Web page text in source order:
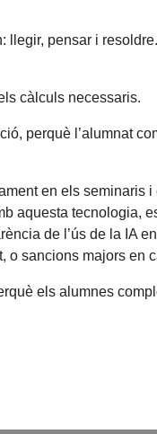
pensar i
càlculs necessaris.
perquè l’alumnat
en els seminaris
aquesta tecnologia,
de l’ús de la IA
o sancions majors en
els alumnes